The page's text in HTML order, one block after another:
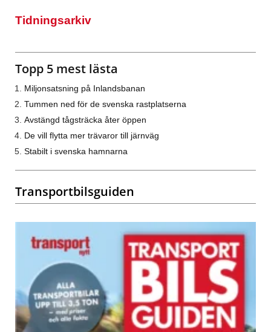
Tidningsarkiv
Topp 5 mest lästa
Miljonsatsning på Inlandsbanan
Tummen ned för de svenska rastplatserna
Avstängd tågsträcka åter öppen
De vill flytta mer trävaror till järnväg
Stabilt i svenska hamnarna
Transportbilsguiden